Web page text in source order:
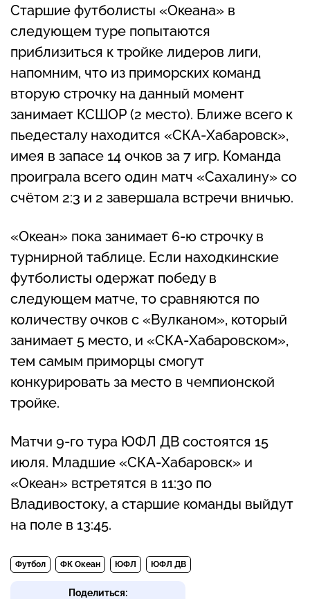
Старшие футболисты «Океана» в
следующем туре попытаются
приблизиться к тройке лидеров лиги,
напомним, что из приморских команд
вторую строчку на данный момент
занимает КСШОР (2 место). Ближе всего к
пьедесталу находится «СКА-Хабаровск»,
имея в запасе 14 очков за 7 игр. Команда
проиграла всего один матч «Сахалину» со
счётом 2:3 и 2 завершала встречи вничью.
«Океан» пока занимает 6-ю строчку в
турнирной таблице. Если находкинские
футболисты одержат победу в
следующем матче, то сравняются по
количеству очков с «Вулканом», который
занимает 5 место, и «СКА-Хабаровском»,
тем самым приморцы смогут
конкурировать за место в чемпионской
тройке.
Матчи 9-го тура ЮФЛ ДВ состоятся 15
июля. Младшие «СКА-Хабаровск» и
«Океан» встретятся в 11:30 по
Владивостоку, а старшие команды выйдут
на поле в 13:45.
Футбол ФК Океан ЮФЛ ЮФЛ ДВ
Поделиться: